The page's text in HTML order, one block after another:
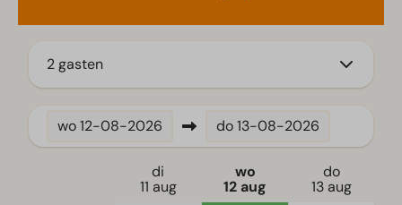
Ligging
Vrijstaand
Eenpersoonsbed(den): 4
2 gasten
wo12-08-2026 do13-08-2026
di
11 aug
wo
12 aug
do
13 aug